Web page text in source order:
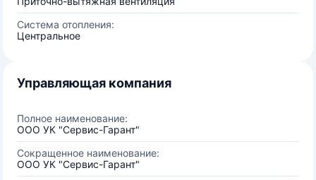
Система отопления:
Центральное
Управляющая компания
Полное наименование:
ООО УК "Сервис-Гарант"
Сокращенное наименование:
ООО УК "Сервис-Гарант"